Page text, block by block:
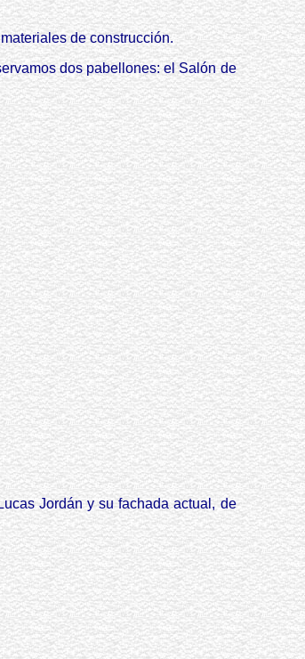
de construcción.
dos pabellones: el Salón de
Jordán y su fachada actual, de